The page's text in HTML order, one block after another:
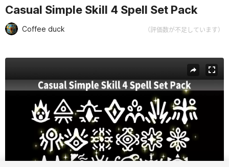
Casual Simple Skill 4 Spell Set Pack
Coffee duck （評価数が不足しています）